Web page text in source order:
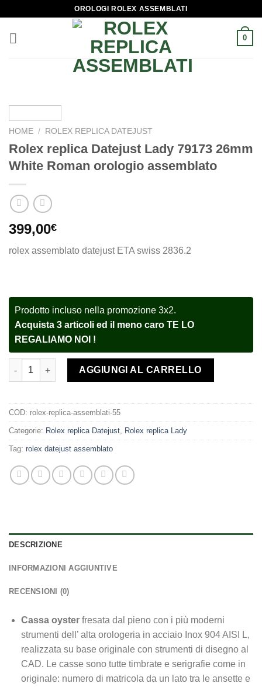
content
OROLOGI ROLEX ASSEMBLATI
0
HOME / ROLEX REPLICA DATEJUST
Rolex replica Datejust Lady 79173 26mm
White Roman orologio assemblato
399,00€
rolex assemblato datejust ETA swiss 2836.2
Prodotto incluso nella promozione 3x2.
Acquista 3 articoli ed il meno caro TE LO
REGALIAMO NOI !
Rolex replica Datejust Lady 79173 26mm White Roman
AGGIUNGI AL CARRELLO
COD: rolex-replica-assemblati-55
Categorie: Rolex replica Datejust Rolex replica Lady
Tag: rolex datejust assemblato
DESCRIZIONE
INFORMAZIONI AGGIUNTIVE
RECENSIONI (0)
Cassa oyster fresata dal pieno con i più moderni
strumenti dell’ alta orologeria in acciaio Inox 904 AISI L,
realizzata su base originale con strumenti di disegno al
CAD. Le casse sono tutte timbrate e serigrafie come in
originale: numero di matricola da un lato tra le ansette e